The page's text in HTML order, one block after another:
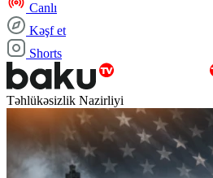
Canlı
Kəşf et
Shorts
Təhlükəsizlik Nazirliyi